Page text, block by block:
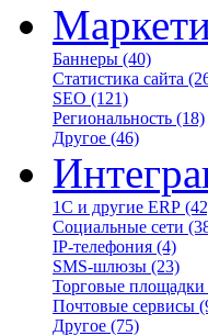
Баннеры (40)
Статистика сайта
SEO (121)
Региональность (18)
Другое (46)
1С и другие ERP
Социальные сети
IP-телефония (4)
SMS-шлюзы (23)
Торговые площадки
Почтовые сервисы
Другое (75)